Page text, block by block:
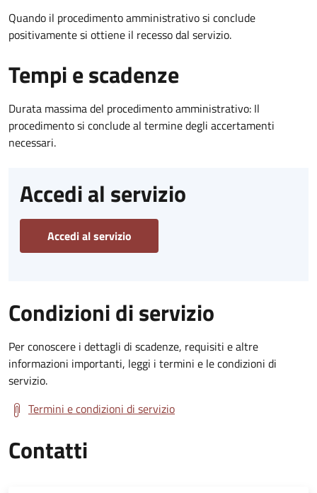
Quando il procedimento amministrativo si conclude
positivamente si ottiene il recesso dal servizio.
Tempi e scadenze
Durata massima del procedimento amministrativo: Il
procedimento si conclude al termine degli accertamenti
necessari.
Accedi al servizio
Accedi al servizio
Condizioni di servizio
Per conoscere i dettagli di scadenze, requisiti e altre
informazioni importanti, leggi i termini e le condizioni di
servizio.
Termini e condizioni di servizio
Contatti